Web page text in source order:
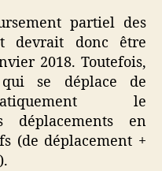
partiel des
devrait donc être
2018. Toutefois,
se déplace de
le
déplacements en
(de déplacement +